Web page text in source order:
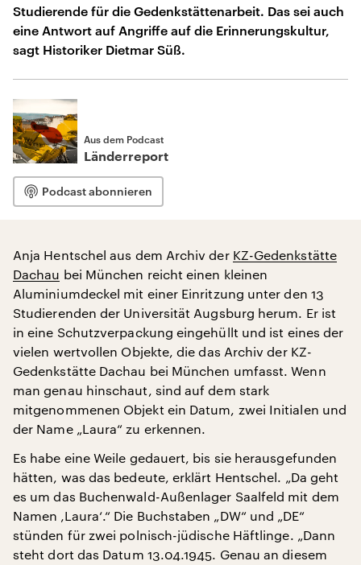
Studierende für die Gedenkstättenarbeit. Das sei auch
eine Antwort auf Angriffe auf die Erinnerungskultur,
sagt Historiker Dietmar Süß.
Aus dem Podcast
Länderreport
Podcast abonnieren
Anja Hentschel aus dem Archiv der KZ-Gedenkstätte
Dachau bei München reicht einen kleinen
Aluminiumdeckel mit einer Einritzung unter den 13
Studierenden der Universität Augsburg herum. Er ist
in eine Schutzverpackung eingehüllt und ist eines der
vielen wertvollen Objekte, die das Archiv der KZ-
Gedenkstätte Dachau bei München umfasst. Wenn
man genau hinschaut, sind auf dem stark
mitgenommenen Objekt ein Datum, zwei Initialen und
der Name „Laura“ zu erkennen.
Es habe eine Weile gedauert, bis sie herausgefunden
hätten, was das bedeute, erklärt Hentschel. „Da geht
es um das Buchenwald-Außenlager Saalfeld mit dem
Namen ‚Laura‘.“ Die Buchstaben „DW“ und „DE“
stünden für zwei polnisch-jüdische Häftlinge. „Dann
steht dort das Datum 13.04.1945. Genau an diesem